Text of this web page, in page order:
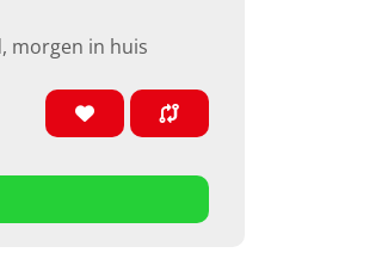
morgen in huis